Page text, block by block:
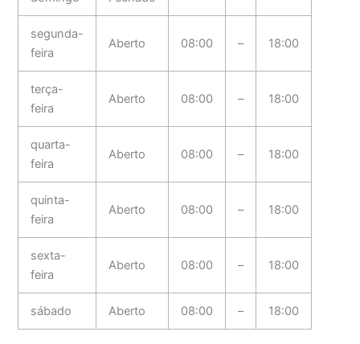
segunda-
feira
Aberto 08:00 – 18:00
terça-
feira
Aberto 08:00 – 18:00
quarta-
feira
Aberto 08:00 – 18:00
quinta-
feira
Aberto 08:00 – 18:00
sexta-
feira
Aberto 08:00 – 18:00
sábado Aberto 08:00 – 18:00